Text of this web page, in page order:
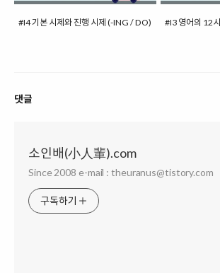
#I4 기본 시제와 진행 시제 (-ING / DO) #I3 영어의 12
댓글
소인배(小人輩).com
Since 2008 e-mail : theuranus@tistory.com
구독하기